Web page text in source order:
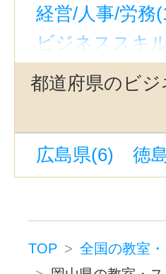
経営/人事/労務
ビジネススキ
ビジネス・専
都道府県のビ
広島県(6) 徳
TOP 全国の教室